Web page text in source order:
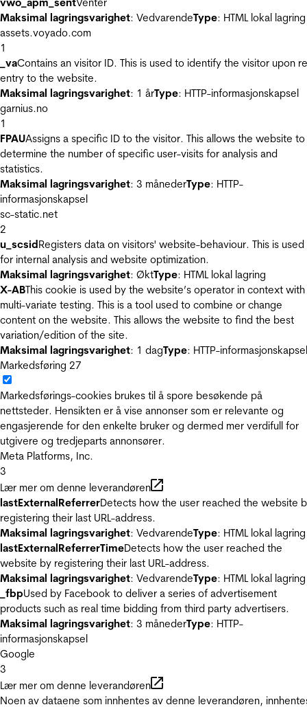
Maksimal lagringsvarighet: VedvarendeType: HTML lokal lagring
assets.voyado.com
1
_vaContains an visitor ID. This is used to identify the visitor upon
entry to the website.
Maksimal lagringsvarighet: 1 årType: HTTP-informasjonskapsel
garnius.no
1
FPAUAssigns a specific ID to the visitor. This allows the website to
determine the number of specific user-visits for analysis and
statistics.
Maksimal lagringsvarighet: 3 månederType: HTTP-
informasjonskapsel
sc-static.net
2
u_scsidRegisters data on visitors' website-behaviour. This is used
for internal analysis and website optimization.
Maksimal lagringsvarighet: ØktType: HTML lokal lagring
X-ABThis cookie is used by the website’s operator in context with
multi-variate testing. This is a tool used to combine or change
content on the website. This allows the website to find the best
variation/edition of the site.
Maksimal lagringsvarighet: 1 dagType: HTTP-informasjonskapsel
Markedsføring 27
Markedsførings-cookies brukes til å spore besøkende på
nettsteder. Hensikten er å vise annonser som er relevante og
engasjerende for den enkelte bruker og dermed mer verdifull for
utgivere og tredjeparts annonsører.
Meta Platforms, Inc.
3
Lær mer om denne leverandøren
lastExternalReferrerDetects how the user reached the website
registering their last URL-address.
Maksimal lagringsvarighet: VedvarendeType: HTML lokal lagring
lastExternalReferrerTimeDetects how the user reached the
website by registering their last URL-address.
Maksimal lagringsvarighet: VedvarendeType: HTML lokal lagring
_fbpUsed by Facebook to deliver a series of advertisement
products such as real time bidding from third party advertisers.
Maksimal lagringsvarighet: 3 månederType: HTTP-
informasjonskapsel
Google
3
Lær mer om denne leverandøren
Noen av dataene som innhentes av denne leverandøren,